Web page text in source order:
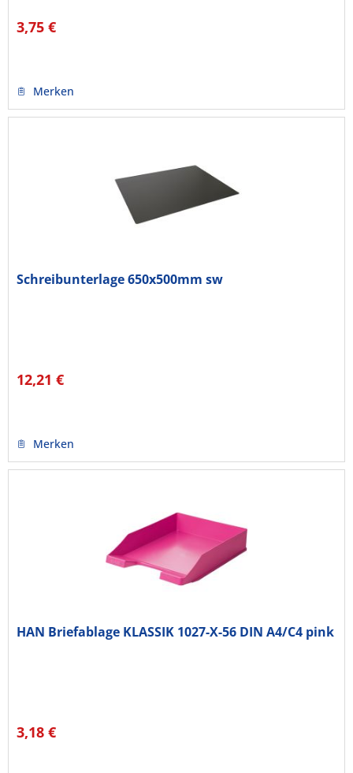
3,75 €
Merken
Schreibunterlage 650x500mm sw
12,21 €
Merken
HAN Briefablage KLASSIK 1027-X-56 DIN A4/C4 pink
3,18 €